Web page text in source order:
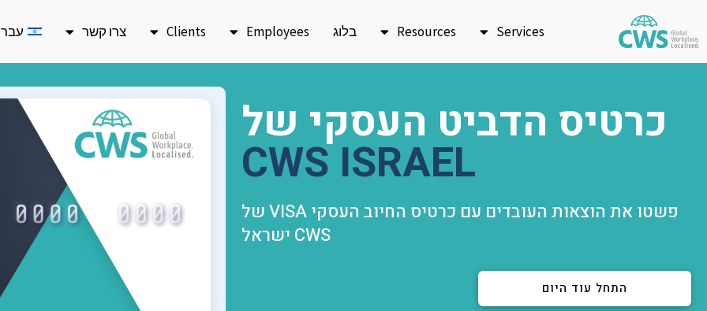
לתוכן
Services
Resources בלוג Employees
Clients צרו קשר
כרטיס הדביט העסקי של
CWS ISRAEL
פשטו את הוצאות העובדים עם כרטיס החיוב העסקי VISA של
CWS ישראל
התחל עוד היום